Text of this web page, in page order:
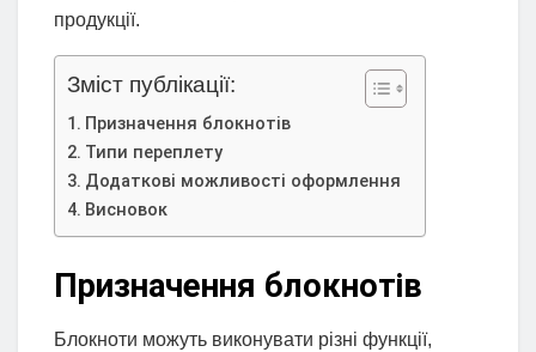
продукції.
Зміст публікації:
Призначення блокнотів
Типи переплету
Додаткові можливості оформлення
Висновок
Призначення блокнотів
Блокноти можуть виконувати різні функції,